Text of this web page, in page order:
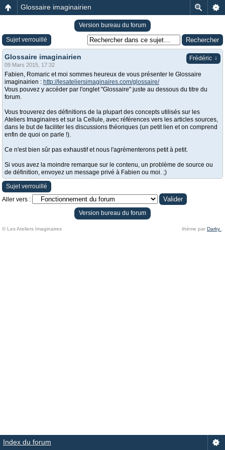
Glossaire imaginairien
Version bureau du forum
Sujet verrouillé
Frédéric ↓
Glossaire imaginairien
09 Mars 2015, 17:32
Fabien, Romaric et moi sommes heureux de vous présenter le Glossaire
imaginairien : http://lesateliersimaginaires.com/glossaire/
Vous pouvez y accéder par l'onglet "Glossaire" juste au dessous du titre du
forum.
Vous trouverez des définitions de la plupart des concepts utilisés sur les
Ateliers Imaginaires et sur la Cellule, avec références vers les articles sources,
dans le but de faciliter les discussions théoriques (un petit lien et on comprend
enfin de quoi on parle !).
Ce n'est bien sûr pas exhaustif et nous l'agrémenterons petit à petit.
Si vous avez la moindre remarque sur le contenu, un problème de source ou
de définition, envoyez un message privé à Fabien ou moi. ;)
Sujet verrouillé
Aller vers :
Version bureau du forum
© Les Ateliers Imaginaires thème par Darky
Index du forum